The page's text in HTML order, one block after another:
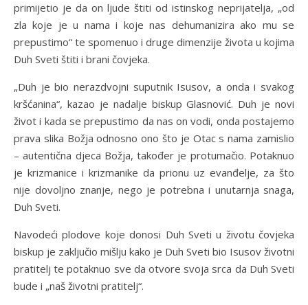
primijetio je da on ljude štiti od istinskog neprijatelja, „od
zla koje je u nama i koje nas dehumanizira ako mu se
prepustimo“ te spomenuo i druge dimenzije života u kojima
Duh Sveti štiti i brani čovjeka.
„Duh je bio nerazdvojni suputnik Isusov, a onda i svakog
kršćanina“, kazao je nadalje biskup Glasnović. Duh je novi
život i kada se prepustimo da nas on vodi, onda postajemo
prava slika Božja odnosno ono što je Otac s nama zamislio
– autentična djeca Božja, također je protumačio. Potaknuo
je krizmanice i krizmanike da prionu uz evanđelje, za što
nije dovoljno znanje, nego je potrebna i unutarnja snaga,
Duh Sveti.
Navodeći plodove koje donosi Duh Sveti u životu čovjeka
biskup je zaključio mišlju kako je Duh Sveti bio Isusov životni
pratitelj te potaknuo sve da otvore svoja srca da Duh Sveti
bude i „naš životni pratitelj“.